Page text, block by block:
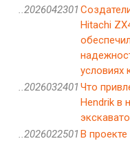
..2026042301
Hitachi
условиях
..2026032401 Что
Hendrik в
..2026022501 В